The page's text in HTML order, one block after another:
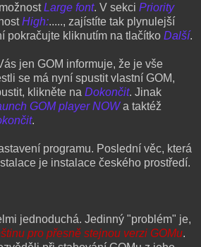
Large font. V sekci Priority
High:....., zajístíte tak plynulejší
pokračujte kliknutím na tlačítko Další.
jen GOM informuje, že je vše
se má nyní spustit vlastní GOM,
klikněte na Dokončit. Jinak
GOM player NOWa taktéž
.
programu. Poslední věc, která
je instalace českého prostředí.
jednoduchá. Jedinný "problém" je,
pro přesně stejnou verzi GOMu.